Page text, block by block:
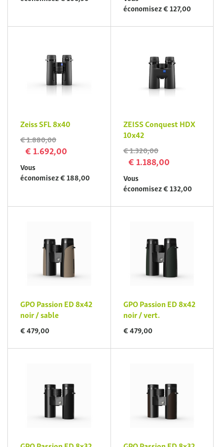
économisez € 127,00
Zeiss SFL 8x40
€ 1.880,00
€ 1.692,00
Vous
économisez € 188,00
ZEISS Conquest HDX
10x42
€ 1.320,00
€ 1.188,00
Vous
économisez € 132,00
GPO Passion ED 8x42
noir / sable
€ 479,00
GPO Passion ED 8x42
noir / vert.
€ 479,00